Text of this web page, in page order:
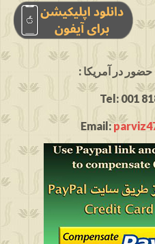
حضور در آمریکا
Tel: 001
Email: